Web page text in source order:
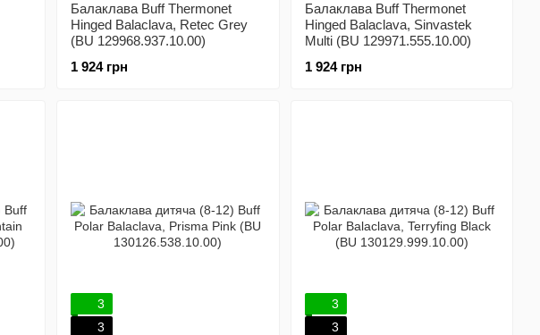
Балаклава Buff Thermonet
Hinged Balaclava, Retec Grey
(BU 129968.937.10.00)
1 924 грн
Балаклава Buff Thermonet
Hinged Balaclava, Sinvastek
Multi (BU 129971.555.10.00)
1 924 грн
3
3
3
3